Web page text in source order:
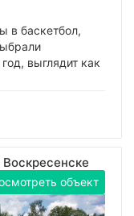
в баскетбол,
выглядит как
объект